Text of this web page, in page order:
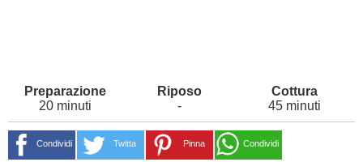
20 minuti - 45 minuti
Condividi Twitta Pinna Condividi